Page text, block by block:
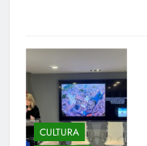
CULTURA